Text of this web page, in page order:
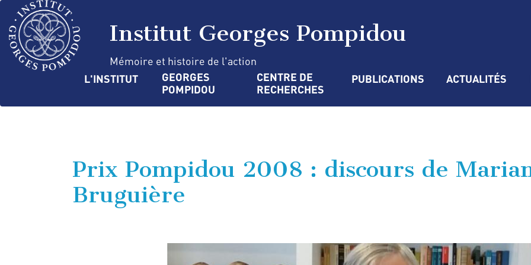
Aller
au
contenu
principal
Institut Georges Pompidou
Mémoire et histoire de l'action
Navigation
L'INSTITUT
GEORGES
POMPIDOU
CENTRE DE
RECHERCHES
PUBLICATIONS ACTUALITÉS
Prix Pompidou 2008 : discours de
Bruguière
Panneau de gestion des cookies